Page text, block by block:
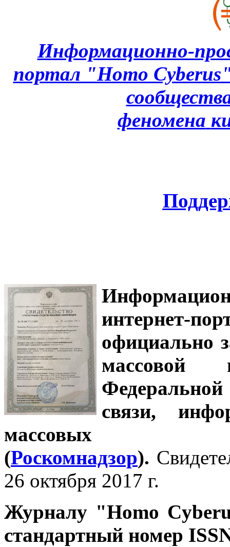
Информационно-
портал "Homo
феномена
интернет-
официально
связи,
массовых
(Роскомнадзор).
26 октября 2017 г.
Журналу "Homo
стандартный номер